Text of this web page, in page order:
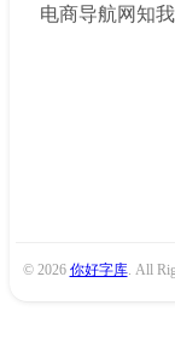
电商导航网知
© 2026 你好字库. All